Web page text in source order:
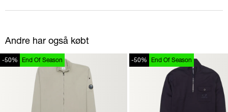
Andre har også købt
-50% End Of Season -50% End Of Season